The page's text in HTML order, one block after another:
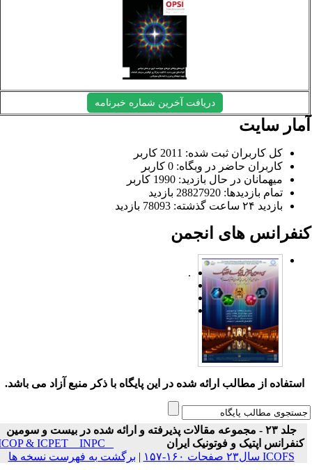
دریافت آخرین شماره خبرنامه
سایت
کل کاربران ثبت شده: 2011 کاربر
کاربران حاضر در وبگاه: 0 کاربر
میهمانان در حال بازدید: 1990 کاربر
تمام بازدید‌ها: 28827920 بازدید
بازدید ۲۴ ساعت گذشته: 78093 بازدید
های انجمن
.
استفاده از مطالب ارائه شده در این پایگاه با ذکر منبع آزاد می باشد.
جلد ۲۳ - مجموعه مقالات پذیرفته و ارائه شده در بیست و سومین
کنفرانس اپتیک و فوتونیک ایران
ICOP & ICPET _ INPC _
ICOFS سال۲۳ صفحات ۱۶۰-۱۵۷
| برگشت به فهرست نسخه ها